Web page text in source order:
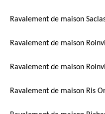
Ravalement de maison
Ravalement de maison
Ravalement de maison
Ravalement de maison Ris